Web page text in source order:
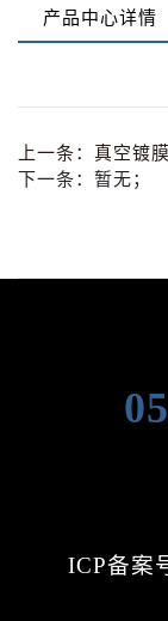
产品中心详情
上一条： 真空镀
下一条： 暂无；
ICP备案